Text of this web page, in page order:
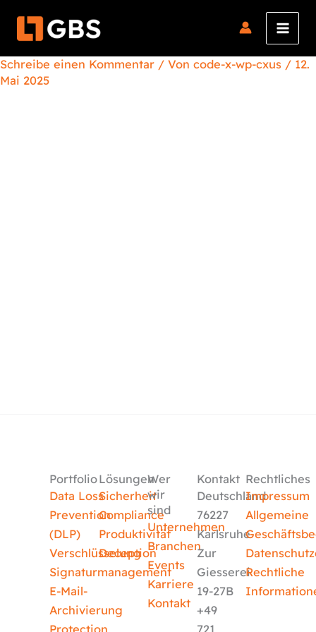
Inhalt
Schreibe einen Kommentar / Von code-x-wp-cxus / 12.
Mai 2025
Portfolio
Data Loss
Prevention
(DLP)
Verschlüsselung
Signaturmanagement
E-Mail-
Archivierung
Lösungen
Sicherheit
Compliance
Produktivität
Deception
Wer
wir
sind
Unternehmen
Branchen
Events
Karriere
Kontakt
Kontakt
Deutschland
76227
Karlsruhe
Zur
Giesserei
19-27B
+49
Rechtliches
Impressum
Allgemeine
Rechtliche